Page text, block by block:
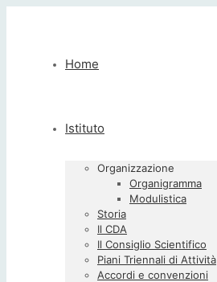
Home
Istituto
Organizzazione
Organigramma
Modulistica
Storia
Il CDA
Il Consiglio Scientifico
Piani Triennali di Attività
Accordi e convenzioni